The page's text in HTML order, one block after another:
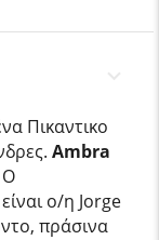
Πικαντικο
Ambra
Ο
ο/η Jorge
πράσινα